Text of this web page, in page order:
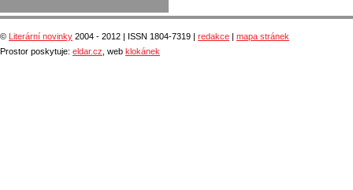
© Literární novinky 2004 - 2012 | ISSN 1804-7319 | redakce
mapa stránek
Prostor poskytuje: eldar.cz , web klokánek